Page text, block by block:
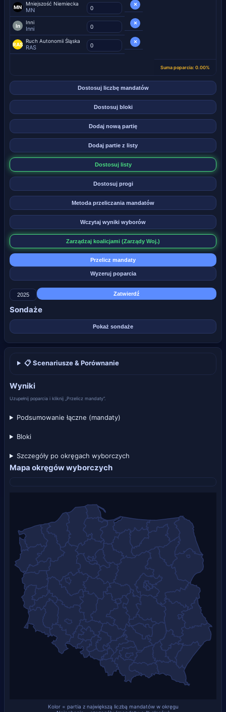
MN
Mniejszość Niemiecka
MN
×
In
Inni
Inni
×
RAS
Ruch Autonomii Śląska
RAS
×
Suma poparcia: 0.00%
Dostosuj liczbę mandatów
Dostosuj bloki
Dodaj nową partię
Dodaj partie z listy
Dostosuj listy
Dostosuj progi
Metoda przeliczania mandatów
Wczytaj wyniki wyborów
Zarządzaj koalicjami (Zarządy Woj.)
Przelicz mandaty
Wyzeruj poparcia
Zatwierdź
Sondaże
Pokaż sondaże
📋 Scenariusze & Porównanie
Wyniki
Uzupełnij poparcia i kliknij „Przelicz mandaty”.
Podsumowanie łączne (mandaty)
Bloki
Szczegóły po okręgach wyborczych
Mapa okręgów wyborczych
Kolor = partia z największą liczbą mandatów w okręgu